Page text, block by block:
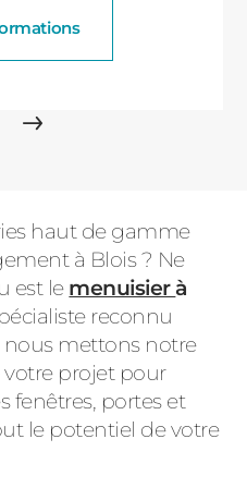
Page
haut de gamme
à Blois ? Ne
est le menuisier à
reconnu
nous mettons notre
votre projet pour
fenêtres, portes et
le potentiel de votre